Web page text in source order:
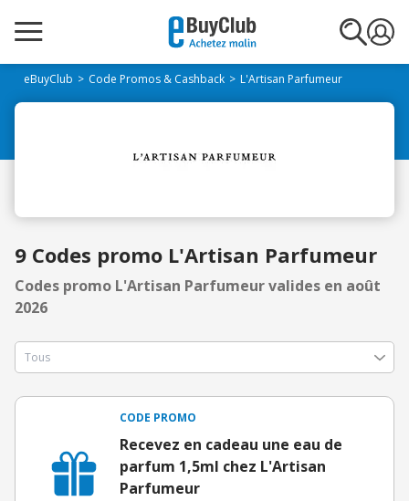
eBuyClub Code Promos & Cashback L'Artisan Parfumeur
9 Codes promo L'Artisan Parfumeur
Codes promo L'Artisan Parfumeur valides en août
2026
CODE PROMO
Recevez en cadeau une eau de
parfum 1,5ml chez L'Artisan
Parfumeur